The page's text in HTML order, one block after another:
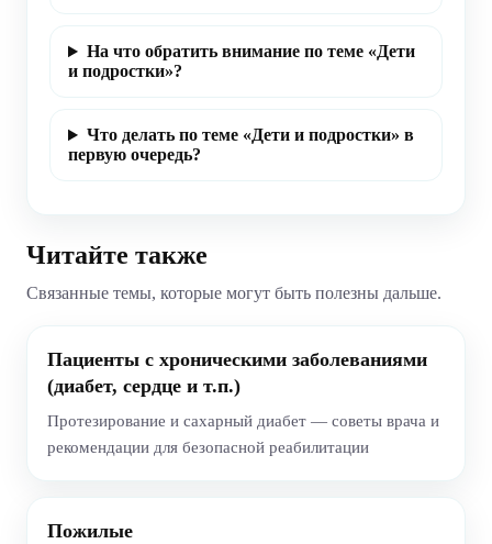
На что обратить внимание по теме «Дети
и подростки»?
Что делать по теме «Дети и подростки» в
первую очередь?
Читайте также
Связанные темы, которые могут быть полезны дальше.
Пациенты с хроническими заболеваниями
(диабет, сердце и т.п.)
Протезирование и сахарный диабет — советы врача и
рекомендации для безопасной реабилитации
Пожилые